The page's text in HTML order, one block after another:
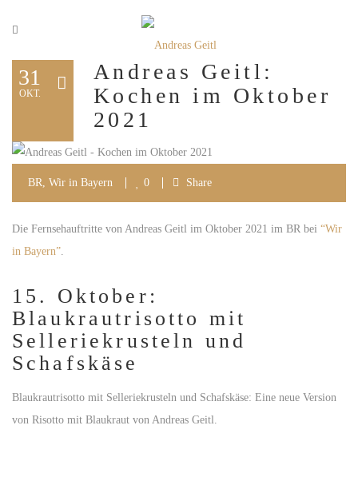
31
OKT.
Andreas Geitl:
Kochen im Oktober
2021
BR, Wir in Bayern 0 Share
Die Fernsehauftritte von Andreas Geitl im Oktober 2021 im BR bei “Wir
in Bayern”.
15. Oktober:
Blaukrautrisotto mit
Selleriekrusteln und
Schafskäse
Blaukrautrisotto mit Selleriekrusteln und Schafskäse: Eine neue Version
von Risotto mit Blaukraut von Andreas Geitl.